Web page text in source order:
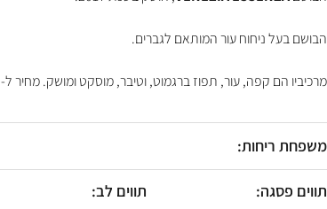
בְּתוֹכְנַת
לְחַץ
תַּפְרִיט
נְגִישׁוּת.
הבושם בעל ניחוח עור המותאם לגברים.
מרכיביו הם קפה, עור, תפוז ברגמוט, וטיבר, מוסקט ומושק. מחיר ל- 100 מ"ל: 649 ₪
משפחת ריחות:
תווים פסגה: תווים לב: